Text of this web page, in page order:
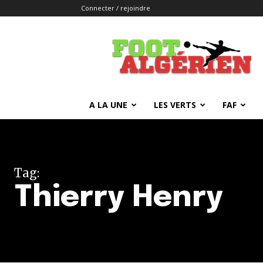
Connecter / rejoindre
FOOTALGERIEN
A LA UNE LES VERTS FAF
Tag:
Thierry Henry